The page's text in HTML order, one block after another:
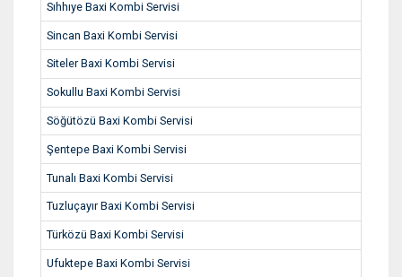
Sıhhıye Baxi Kombi Servisi
Sincan Baxi Kombi Servisi
Siteler Baxi Kombi Servisi
Sokullu Baxi Kombi Servisi
Söğütözü Baxi Kombi Servisi
Şentepe Baxi Kombi Servisi
Tunalı Baxi Kombi Servisi
Tuzluçayır Baxi Kombi Servisi
Türközü Baxi Kombi Servisi
Ufuktepe Baxi Kombi Servisi